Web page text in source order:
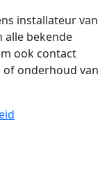
installateur van
alle bekende
ook contact
of onderhoud van